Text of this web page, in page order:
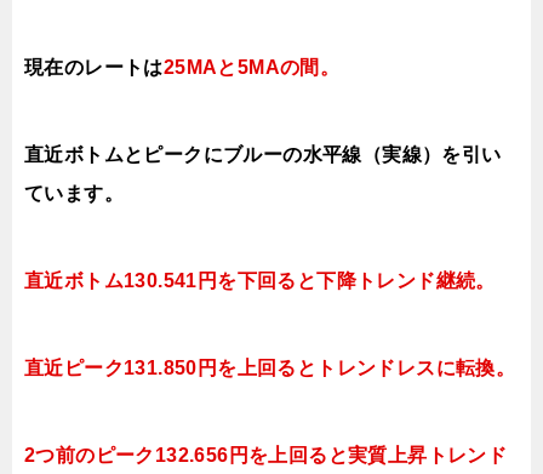
現在のレートは25MAと5MAの間。
直近ボトムとピークにブルーの水平線（実線）を引い
ています。
直近ボトム130.541円を下回ると下降トレンド継続。
直近ピーク131.850円を上回るとトレンドレスに転換。
2つ前のピーク132.656円を上回ると実質上昇トレンド